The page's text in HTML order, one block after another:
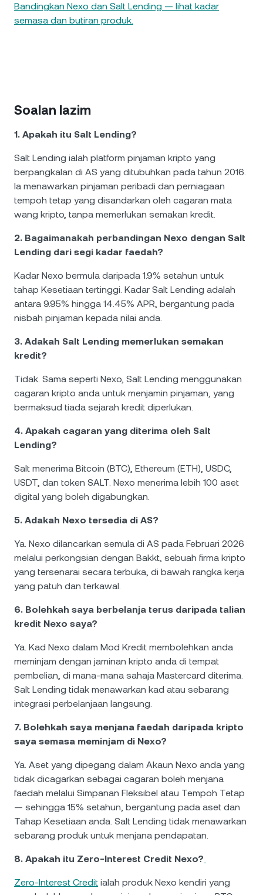
Bandingkan Nexo dan Salt Lending — lihat kadar
semasa dan butiran produk.
Soalan lazim
1. Apakah itu Salt Lending?
Salt Lending ialah platform pinjaman kripto yang
berpangkalan di AS yang ditubuhkan pada tahun 2016.
Ia menawarkan pinjaman peribadi dan perniagaan
tempoh tetap yang disandarkan oleh cagaran mata
wang kripto, tanpa memerlukan semakan kredit.
2. Bagaimanakah perbandingan Nexo dengan Salt
Lending dari segi kadar faedah?
Kadar Nexo bermula daripada 1.9% setahun untuk
tahap Kesetiaan tertinggi. Kadar Salt Lending adalah
antara 9.95% hingga 14.45% APR, bergantung pada
nisbah pinjaman kepada nilai anda.
3. Adakah Salt Lending memerlukan semakan
kredit?
Tidak. Sama seperti Nexo, Salt Lending menggunakan
cagaran kripto anda untuk menjamin pinjaman, yang
bermaksud tiada sejarah kredit diperlukan.
4. Apakah cagaran yang diterima oleh Salt
Lending?
Salt menerima Bitcoin (BTC), Ethereum (ETH), USDC,
USDT, dan token SALT. Nexo menerima lebih 100 aset
digital yang boleh digabungkan.
5. Adakah Nexo tersedia di AS?
Ya. Nexo dilancarkan semula di AS pada Februari 2026
melalui perkongsian dengan Bakkt, sebuah firma kripto
yang tersenarai secara terbuka, di bawah rangka kerja
yang patuh dan terkawal.
6. Bolehkah saya berbelanja terus daripada talian
kredit Nexo saya?
Ya. Kad Nexo dalam Mod Kredit membolehkan anda
meminjam dengan jaminan kripto anda di tempat
pembelian, di mana-mana sahaja Mastercard diterima.
Salt Lending tidak menawarkan kad atau sebarang
integrasi perbelanjaan langsung.
7. Bolehkah saya menjana faedah daripada kripto
saya semasa meminjam di Nexo?
Ya. Aset yang dipegang dalam Akaun Nexo anda yang
tidak dicagarkan sebagai cagaran boleh menjana
faedah melalui Simpanan Fleksibel atau Tempoh Tetap
— sehingga 15% setahun, bergantung pada aset dan
Tahap Kesetiaan anda. Salt Lending tidak menawarkan
sebarang produk untuk menjana pendapatan.
8. Apakah itu Zero-Interest Credit Nexo?
Zero-Interest Credit ialah produk Nexo kendiri yang